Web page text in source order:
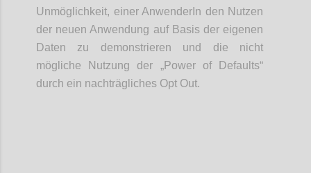
Unmöglichkeit, einer AnwenderIn den Nutzen
der neuen Anwendung auf Basis der eigenen
Daten zu demonstrieren und die nicht
mögliche Nutzung der „Power of Defaults“
durch ein nachträgliches Opt Out.